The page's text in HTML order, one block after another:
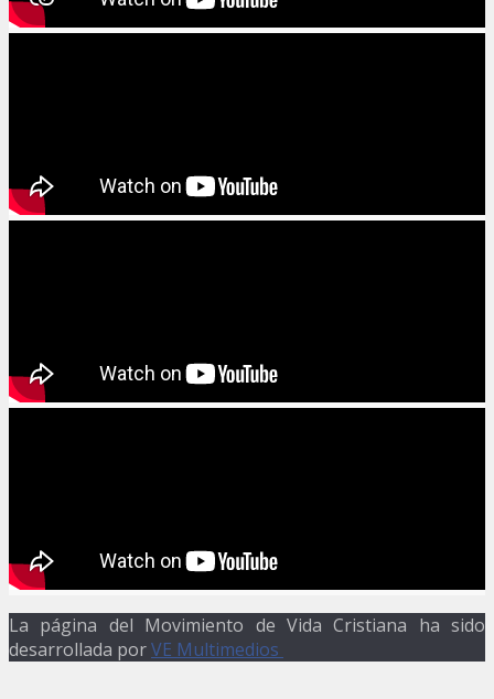
La página del Movimiento de Vida Cristiana ha sido
desarrollada porVE Multimedios